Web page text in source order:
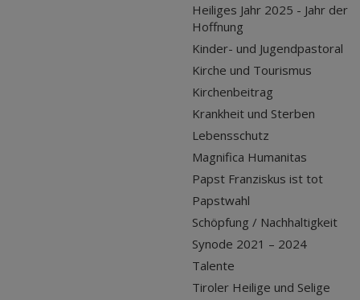
Heiliges Jahr 2025 - Jahr der
Hoffnung
Kinder- und Jugendpastoral
Kirche und Tourismus
Kirchenbeitrag
Krankheit und Sterben
Lebensschutz
Magnifica Humanitas
Papst Franziskus ist tot
Papstwahl
Schöpfung / Nachhaltigkeit
Synode 2021 – 2024
Talente
Tiroler Heilige und Selige